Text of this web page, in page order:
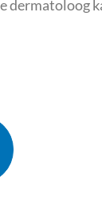
dermatoloog